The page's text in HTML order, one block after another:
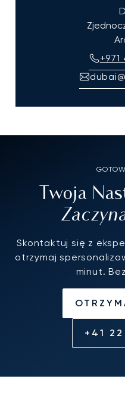
Twoja
Skontaktuj się z
otrzymaj
minut.
+41